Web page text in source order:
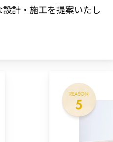
計・施工を提案いたし